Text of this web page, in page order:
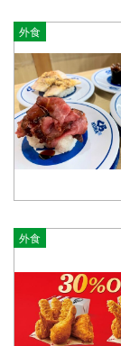
外食
外食